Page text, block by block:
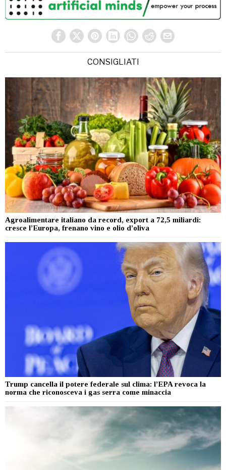
CONSIGLIATI
Agroalimentare italiano da record, export a 72,5 miliardi:
cresce l’Europa, frenano vino e olio d’oliva
Trump cancella il potere federale sul clima: l’EPA revoca la
norma che riconosceva i gas serra come minaccia